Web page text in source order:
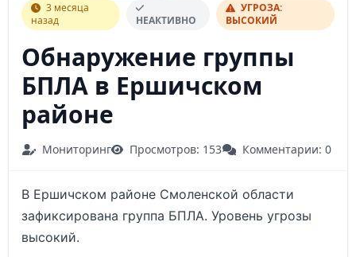
3 месяца
назад
НЕАКТИВНО
УГРОЗА:
ВЫСОКИЙ
Обнаружение группы
БПЛА в Ершичском
районе
Мониторинг Просмотров: 153 Комментарии: 0
В Ершичском районе Смоленской области
зафиксирована группа БПЛА. Уровень угрозы
высокий.